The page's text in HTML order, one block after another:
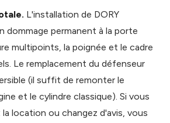
L'installation de DORY
dommage permanent à la porte
multipoints, la poignée et le cadre
Le remplacement du défenseur
(il suffit de remonter le
et le cylindre classique). Si vous
location ou changez d'avis, vous